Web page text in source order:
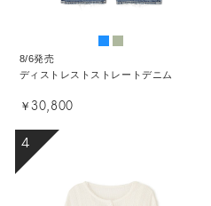
8/6発売
ディストレストストレートデニム
￥30,800
4